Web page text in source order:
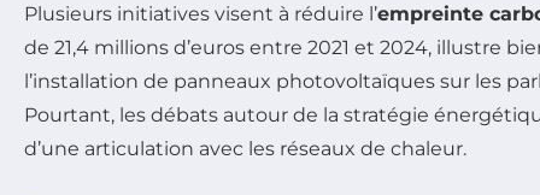
Plusieurs initiatives visent à réduire l’empreinte
de 21,4 millions d’euros entre 2021 et 2024, illustre
l’installation de panneaux photovoltaïques sur les
Pourtant, les débats autour de la stratégie
d’une articulation avec les réseaux de chaleur.